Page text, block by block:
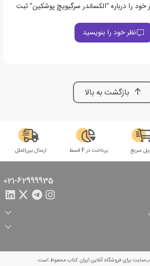
خود را درباره "الکساندر سرگیویچ پوشکین" ثبت
نظر خود را بنویسید
بازگشت به بالا
سریع پرداخت در 4 قسط ارسال بین‌الملل
021-62999935
برای فروشگاه آنلاین ایران کتاب محفوظ است.